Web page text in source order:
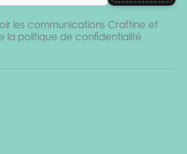
les communications Craftine et
la politique de confidentialité